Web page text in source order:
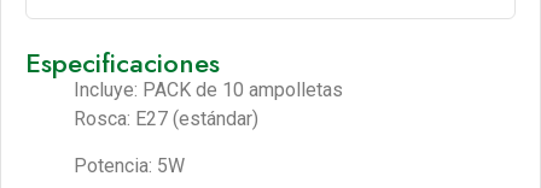
Especificaciones
Incluye: PACK de 10 ampolletas
Rosca: E27 (estándar)
Potencia: 5W